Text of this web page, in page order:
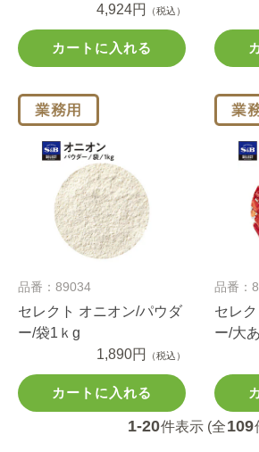
4,924円
（税込）
カートに入れる
品番：89034
セレクト オニオン/パウダ
ー/袋1ｋg
1,890円
（税込）
カートに入れる
品番：
セレ
ー/大
1-20件表示 (全109